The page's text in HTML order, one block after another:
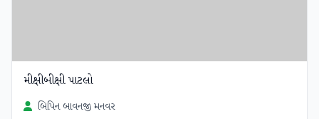
મીક્ષીબીક્ષી પાટલો
બિપિન બાવનજી મનવર